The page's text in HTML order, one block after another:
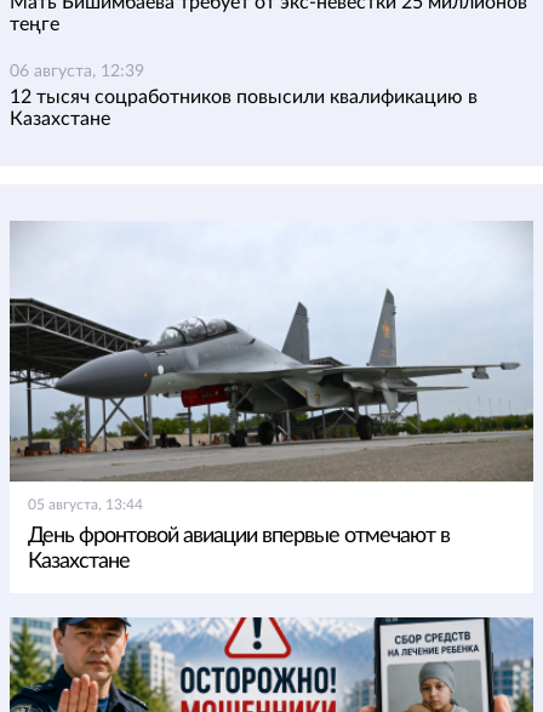
теңге
06 августа, 12:39
12 тысяч соцработников повысили квалификацию в
Казахстане
05 августа, 13:44
День фронтовой авиации впервые отмечают в
Казахстане